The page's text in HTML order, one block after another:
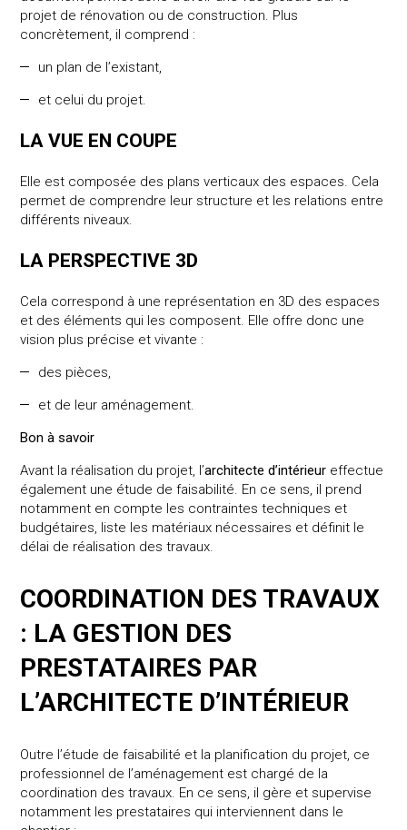
projet de rénovation ou de construction. Plus
concrètement, il comprend :
un plan de l’existant,
et celui du projet.
LA VUE EN COUPE
Elle est composée des plans verticaux des espaces. Cela
permet de comprendre leur structure et les relations entre
différents niveaux.
LA PERSPECTIVE 3D
Cela correspond à une représentation en 3D des espaces
et des éléments qui les composent. Elle offre donc une
vision plus précise et vivante :
des pièces,
et de leur aménagement.
Bon à savoir
Avant la réalisation du projet, l’architecte d’intérieur effectue
également une étude de faisabilité. En ce sens, il prend
notamment en compte les contraintes techniques et
budgétaires, liste les matériaux nécessaires et définit le
délai de réalisation des travaux.
COORDINATION DES TRAVAUX
: LA GESTION DES
PRESTATAIRES PAR
L’ARCHITECTE D’INTÉRIEUR
Outre l’étude de faisabilité et la planification du projet, ce
professionnel de l’aménagement est chargé de la
coordination des travaux. En ce sens, il gère et supervise
notamment les prestataires qui interviennent dans le